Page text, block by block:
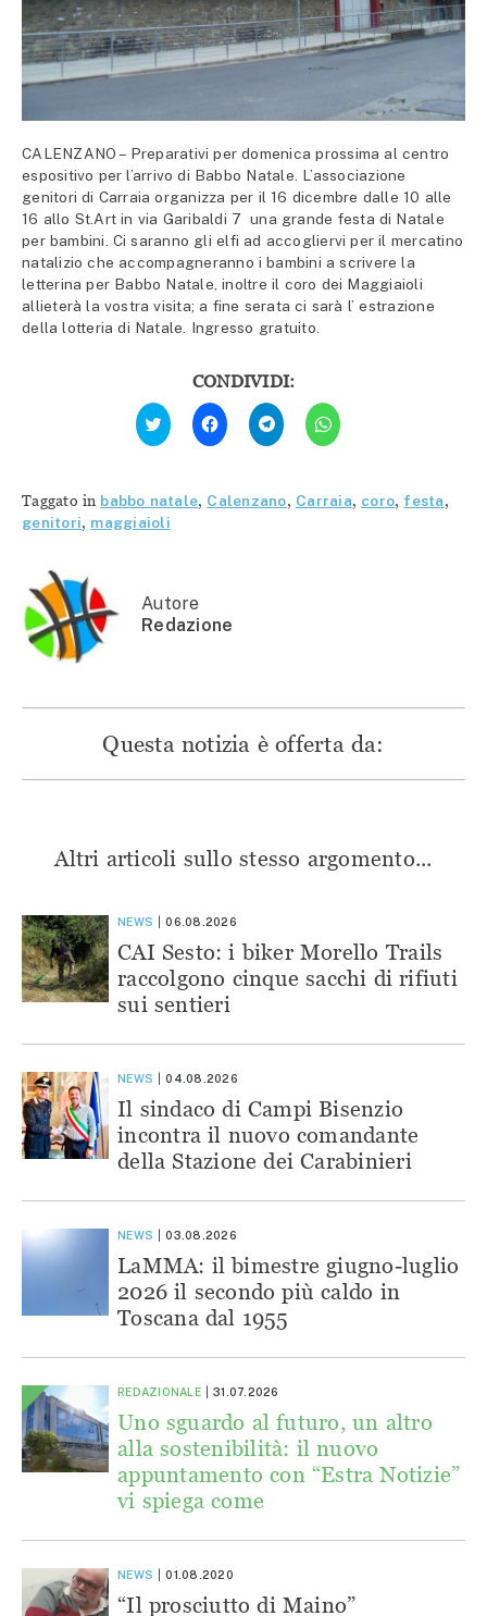
CALENZANO – Preparativi per domenica prossima al centro
espositivo per l’arrivo di Babbo Natale. L’associazione
genitori di Carraia organizza per il 16 dicembre dalle 10 alle
16 allo St.Art in via Garibaldi 7 una grande festa di Natale
per bambini. Ci saranno gli elfi ad accogliervi per il mercatino
natalizio che accompagneranno i bambini a scrivere la
letterina per Babbo Natale, inoltre il coro dei Maggiaioli
allieterà la vostra visita; a fine serata ci sarà l’ estrazione
della lotteria di Natale. Ingresso gratuito.
CONDIVIDI:
Fai
clic
qui
Twitter
(Si
apre
in
Fai
clic
per
condividere
(Si
apre
Fai
clic
per
condividere
(Si
apre
Fai
clic
per
(Si
apre
Taggato in babbo natale, Calenzano, Carraia, coro, festa,
genitori, maggiaioli
Autore
Redazione
Questa notizia è offerta da:
Altri articoli sullo stesso argomento...
NEWS 06.08.2026
CAI Sesto: i biker Morello Trails
raccolgono cinque sacchi di rifiuti
sui sentieri
NEWS 04.08.2026
Il sindaco di Campi Bisenzio
incontra il nuovo comandante
della Stazione dei Carabinieri
NEWS 03.08.2026
LaMMA: il bimestre giugno-luglio
2026 il secondo più caldo in
Toscana dal 1955
REDAZIONALE 31.07.2026
Uno sguardo al futuro, un altro
alla sostenibilità: il nuovo
appuntamento con “Estra Notizie”
vi spiega come
NEWS 01.08.2020
“Il prosciutto di Maino”